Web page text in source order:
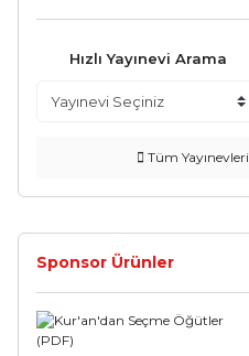
Hızlı Yayınevi Arama
Tüm Yayınevleri
Sponsor Ürünler